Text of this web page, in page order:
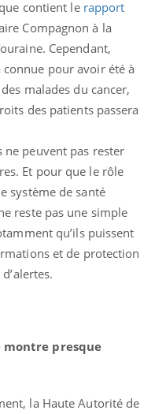
contient le rapport
Compagnon à la
Cependant,
pour avoir été à
malades du cancer,
des patients passera
ne peuvent pas rester
Et pour que le rôle
système de santé
reste pas une simple
qu’ils puissent
et de protection
montre presque
la Haute Autorité de